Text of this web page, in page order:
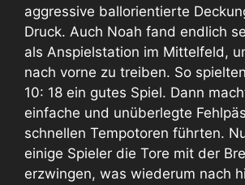
aggressive ballorientierte
Druck. Auch Noah fand endlich
als Anspielstation im Mittelfeld,
nach vorne zu treiben. So
10: 18 ein gutes Spiel. Dann
einfache und unüberlegte
schnellen Tempotoren führten.
einige Spieler die Tore mit der
erzwingen, was wiederum nach